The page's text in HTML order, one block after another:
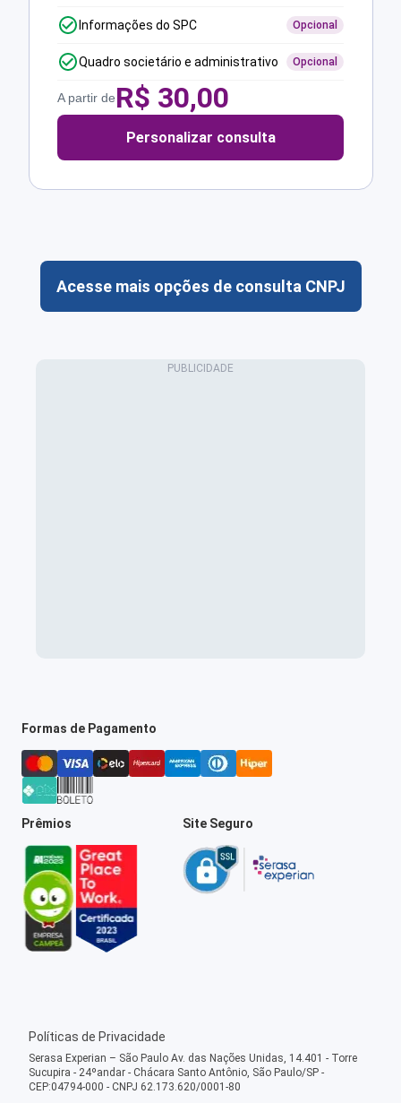
Informações do SPC Opcional
Quadro societário e administrativo Opcional
A partir deR$ 30,00
Personalizar consulta
Acesse mais opções de consulta CNPJ
Formas de Pagamento
Prêmios Site Seguro
Políticas de Privacidade
Serasa Experian – São Paulo Av. das Nações Unidas, 14.401 - Torre
Sucupira - 24ºandar - Chácara Santo Antônio, São Paulo/SP -
CEP:04794-000 - CNPJ 62.173.620/0001-80